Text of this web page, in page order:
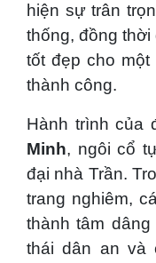
hiện sự trân
thống, đồng
tốt đẹp cho
thành công.
Hành trình của
Minh, ngôi cổ
đại nhà Trần.
trang nghiêm,
thành tâm
thái dân an và